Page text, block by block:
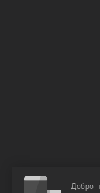
Добро